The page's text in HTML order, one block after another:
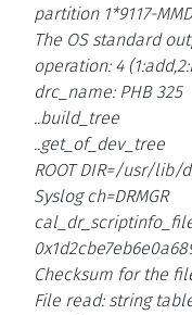
partition 1*9117-
The OS standard
operation: 4
drc_name: PHB 325
..build_tree
..get_of_dev_tree
ROOT DIR=/usr/lib/
Syslog ch=DRMGR
Checksum for the
File read: string